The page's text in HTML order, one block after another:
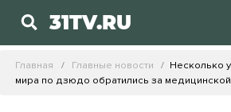
31TV.RU
Главная Главные новости
Несколько
мира по дзюдо обратились за